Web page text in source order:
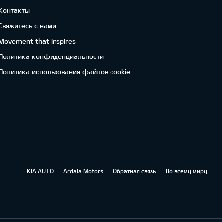
с нами
that inspires
конфиденциальности
использования файлов cookie
KIA AUTO Ardala Motors Обратная связь По всему миру